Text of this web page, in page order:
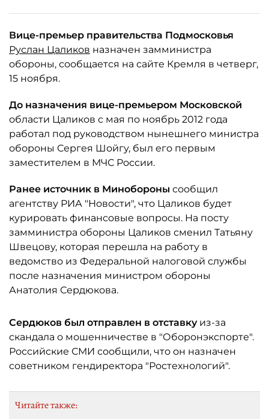
Вице-премьер правительства Подмосковья
Руслан Цаликов назначен замминистра
обороны, сообщается на сайте Кремля в четверг,
15 ноября.
До назначения вице-премьером Московской
области Цаликов с мая по ноябрь 2012 года
работал под руководством нынешнего министра
обороны Сергея Шойгу, был его первым
заместителем в МЧС России.
Ранее источник в Минобороны сообщил
агентству РИА "Новости", что Цаликов будет
курировать финансовые вопросы. На посту
замминистра обороны Цаликов сменил Татьяну
Швецову, которая перешла на работу в
ведомство из Федеральной налоговой службы
после назначения министром обороны
Анатолия Сердюкова.
Сердюков был отправлен в отставку из-за
скандала о мошенничестве в "Оборонэкспорте".
Российские СМИ сообщили, что он назначен
советником гендиректора "Ростехнологий".
Читайте также: